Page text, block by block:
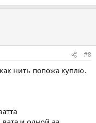
#8
нить попожа куплю.